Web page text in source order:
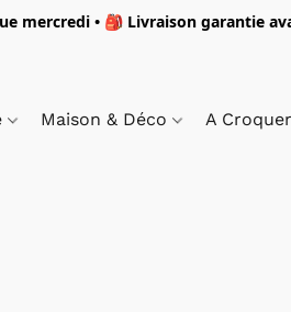
mercredi • 🎒 Livraison garantie
Maison & Déco A Croquer